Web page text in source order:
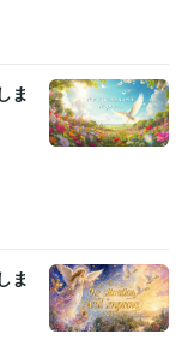
ルセンター管理・運
得年 : 2011年
ま
ま